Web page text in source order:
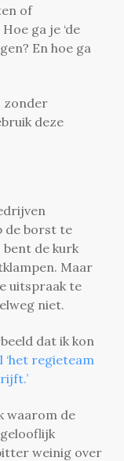
of
ga je ‘de
En hoe ga
zonder
deze
de borst te
de kurk
Maar
uitspraak te
niet.
dat ik kon
‘het regieteam
waarom de
weinig over